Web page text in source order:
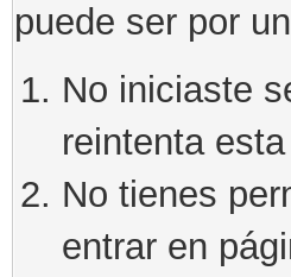
puede ser por
No iniciaste
reintenta
No tienes
entrar en